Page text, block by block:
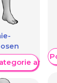
Weitere